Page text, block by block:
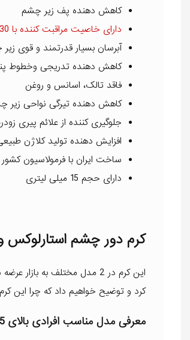
کاهش دهنده پف زیر چشم
دارای خاصیت مراقبت کننده با SPF30 (اس پی اف 30)
آبرسان بسیار قدرتمند و قوی
کاهش دهنده تدریجی وخطوط
فاقد تالک، اسانس و روغن
کاهش دهنده تیرگی نواحی زیر
جلوگیری کننده از علائم پیری
افزایش دهنده تولید کلاژن
ساخت ایران با فرمولاسیون کشور
دارای حجم 15 میلی لیتری
کرم دور چشم
کرد و توضیح خواهیم داد که چرا این
معرفی مدل مناسب افرادی بالای 45 سال